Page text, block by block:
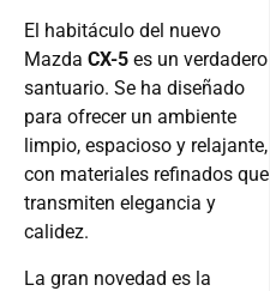
El habitáculo del nuevo
Mazda CX-5 es un verdadero
santuario. Se ha diseñado
para ofrecer un ambiente
limpio, espacioso y relajante,
con materiales refinados que
transmiten elegancia y
calidez.
La gran novedad es la